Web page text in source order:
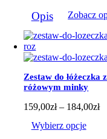
produkt
ma
wiele
wariantów.
Opcje
można
wybrać
na
stronie
Opis Zobacz
Zestaw do łóżeczka
różowym minky
159,00zł – 184,00zł
Wybierz opcje